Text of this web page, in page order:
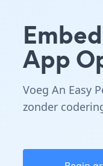
App
Voeg An Easy
zonder